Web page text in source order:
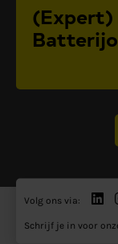
(Expert)
Volg ons via:
Schrijf je in voor